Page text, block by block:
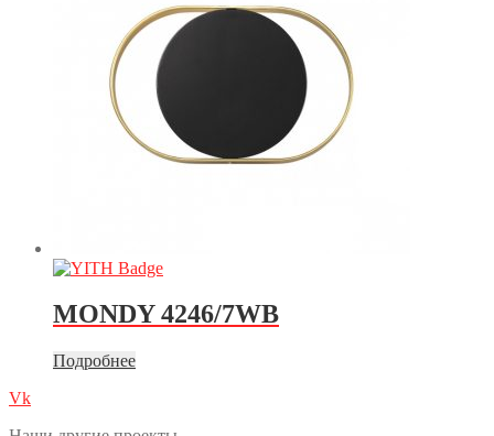
MONDY 4246/7WB
Подробнее
Vk